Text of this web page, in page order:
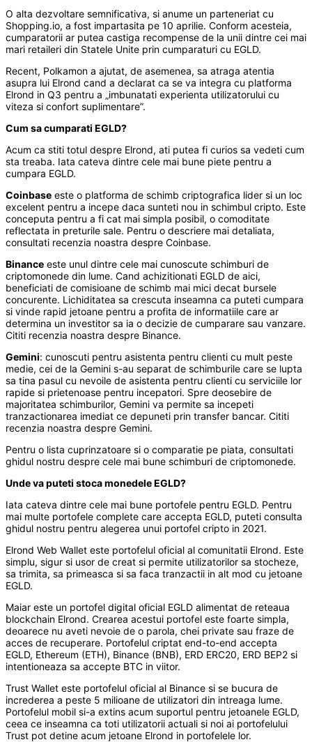
O alta dezvoltare semnificativa, si anume un parteneriat cu
Shopping.io, a fost impartasita pe 10 aprilie. Conform acesteia,
cumparatorii ar putea castiga recompense de la unii dintre cei mai
mari retaileri din Statele Unite prin cumparaturi cu EGLD.
Recent, Polkamon a ajutat, de asemenea, sa atraga atentia
asupra lui Elrond cand a declarat ca se va integra cu platforma
Elrond in Q3 pentru a „imbunatati experienta utilizatorului cu
viteza si confort suplimentare”.
Cum sa cumparati EGLD?
Acum ca stiti totul despre Elrond, ati putea fi curios sa vedeti cum
sta treaba. Iata cateva dintre cele mai bune piete pentru a
cumpara EGLD.
Coinbase este o platforma de schimb criptografica lider si un loc
excelent pentru a incepe daca sunteti nou in schimbul cripto. Este
conceputa pentru a fi cat mai simpla posibil, o comoditate
reflectata in preturile sale. Pentru o descriere mai detaliata,
consultati recenzia noastra despre Coinbase.
Binance este unul dintre cele mai cunoscute schimburi de
criptomonede din lume. Cand achizitionati EGLD de aici,
beneficiati de comisioane de schimb mai mici decat bursele
concurente. Lichiditatea sa crescuta inseamna ca puteti cumpara
si vinde rapid jetoane pentru a profita de informatiile care ar
determina un investitor sa ia o decizie de cumparare sau vanzare.
Cititi recenzia noastra despre Binance.
Gemini: cunoscuti pentru asistenta pentru clienti cu mult peste
medie, cei de la Gemini s-au separat de schimburile care se lupta
sa tina pasul cu nevoile de asistenta pentru clienti cu serviciile lor
rapide si prietenoase pentru incepatori. Spre deosebire de
majoritatea schimburilor, Gemini va permite sa incepeti
tranzactionarea imediat ce depuneti prin transfer bancar. Cititi
recenzia noastra despre Gemini.
Pentru o lista cuprinzatoare si o comparatie pe piata, consultati
ghidul nostru despre cele mai bune schimburi de criptomonede.
Unde va puteti stoca monedele EGLD?
Iata cateva dintre cele mai bune portofele pentru EGLD. Pentru
mai multe portofele complete care accepta EGLD, puteti consulta
ghidul nostru pentru alegerea unui portofel cripto in 2021.
Elrond Web Wallet este portofelul oficial al comunitatii Elrond. Este
simplu, sigur si usor de creat si permite utilizatorilor sa stocheze,
sa trimita, sa primeasca si sa faca tranzactii in alt mod cu jetoane
EGLD.
Maiar este un portofel digital oficial EGLD alimentat de reteaua
blockchain Elrond. Crearea acestui portofel este foarte simpla,
deoarece nu aveti nevoie de o parola, chei private sau fraze de
acces de recuperare. Portofelul criptat end-to-end accepta
EGLD, Ethereum (ETH), Binance (BNB), ERD ERC20, ERD BEP2 si
intentioneaza sa accepte BTC in viitor.
Trust Wallet este portofelul oficial al Binance si se bucura de
increderea a peste 5 milioane de utilizatori din intreaga lume.
Portofelul mobil si-a extins acum suportul pentru jetoanele EGLD,
ceea ce inseamna ca toti utilizatorii actuali si noi ai portofelului
Trust pot detine acum jetoane Elrond in portofelele lor.